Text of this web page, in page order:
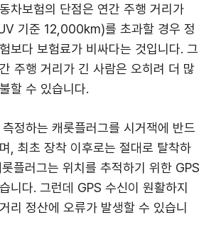
차보험의 단점은 연간 주행 거리가
기준 12,000km)를 초과할 경우 정
보다 보험료가 비싸다는 것입니다. 그
주행 거리가 긴 사람은 오히려 더 많
할 수 있습니다.
정하는 캐롯플러그를 시거잭에 반드
, 최초 장착 이후로는 절대로 탈착하
플러그는 위치를 추적하기 위한 GPS
니다. 그런데 GPS 수신이 원활하지
리 정산에 오류가 발생할 수 있습니